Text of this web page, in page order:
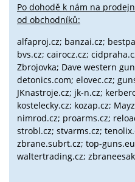
Po dohodě k nám na
od obchodníků:
alfaproj.cz; banzai.cz;
bvs.cz; cairocz.cz;
Zbrojovka; Dave western
detonics.com; elovec.cz;
JKnastroje.cz; jk-n.cz;
kostelecky.cz; kozap.cz;
nimrod.cz; proarms.cz;
strobl.cz; stvarms.cz;
zbrane.subrt.cz; top-
waltertrading.cz;